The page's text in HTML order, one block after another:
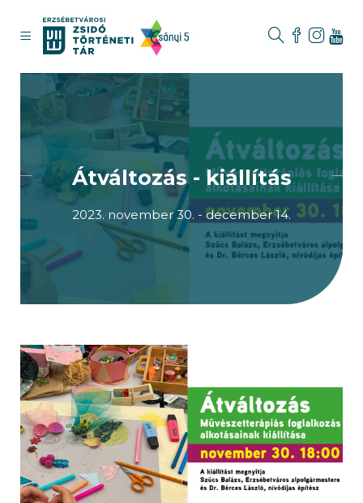
Átváltozás - kiállítás
2023. november 30. - december 14.